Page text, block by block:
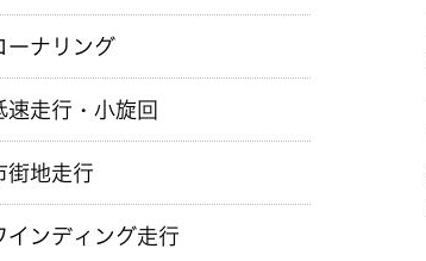
ーナリング
速走行・小旋回
街地走行
インディング走行